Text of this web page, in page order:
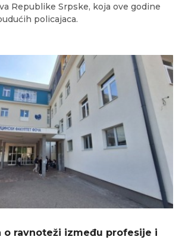
Republike Srpske, koja ove godine
policajaca.
o ravnoteži između profesije i